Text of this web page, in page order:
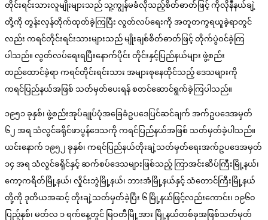
တိုင်းရင်းသားလူမျိုးများသည် သူ့ကျွန်မခံလိုသည့်စိတ်ဓာတ်ဖြင့် ကိုလိုနီနယ်ချဲ့
တို့ကို တွန်းလှန်တိုက်ထုတ်ခဲ့ကြပြီး လွတ်လပ်ရေးကို အတူတကွရယူခဲ့ရာတွင်
လည်း ကရင်တိုင်းရင်းသားများသည် မျိုးချစ်စိတ်ဓာတ်ဖြင့် တိုက်ပွဲဝင်ခဲ့ကြ
ပါသည်။ လွတ်လပ်ရေးရပြီးနောက်ပိုင်း တိုင်းနှင့်ပြည်နယ်များ ဖွဲ့စည်း
တည်ထောင်ခဲ့ရာ ကရင်တိုင်းရင်းသား အများစုနေထိုင်သည့် ဒေသများကို
ကရင်ပြည်နယ်အဖြစ် သတ်မှတ်ပေးရန် စတင်ဆောင်ရွက်ခဲ့ကြပါသည်။
၁၉၅၁ ခုနှစ်၊ ဖွဲ့စည်းအုပ်ချုပ်ပုံအခြေခံဥပဒေပြင်ဆင်ချက် အက်ဥပဒေအမှတ်
၆၂ အရ သံလွင်ခရိုင်ဖာပွန်ဒေသကို ကရင်ပြည်နယ်အဖြစ် သတ်မှတ်ခဲ့ပါသည်။
ယင်းနောက် ၁၉၅၂ ခုနှစ်၊ ကရင်ပြည်နယ်တိုးချဲ့သတ်မှတ်ရေးအက်ဥပဒေအမှတ်
၁၄ အရ သံလွင်ခရိုင်နှင့် ဆက်စပ်ဒေသများဖြစ်သည့် ကြာအင်းဆိပ်ကြီးမြို့နယ်၊
ကော့ကရိတ်မြို့နယ်၊ လှိုင်းဘွဲမြို့နယ်၊ ဘားအံမြို့နယ်နှင့် သံတောင်ကြီးမြို့နယ်
တို့ကို ဒုတိယအဆင့် တိုးချဲ့သတ်မှတ်ခဲ့ပြီး ၆ မြို့နယ်ဖြင့်လည်းကောင်း၊ ၁၉၆၀
ပြည့်နှစ်၊ မတ်လ ၁ ရက်နေ့တွင် မြဝတီမြို့အား မြို့နယ်တစ်ခုအဖြစ်သတ်မှတ်